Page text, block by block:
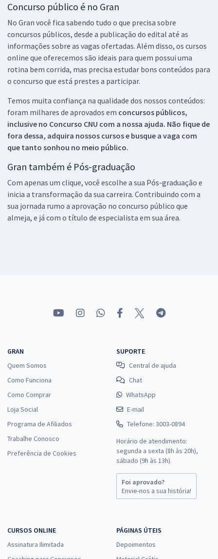
Concurso público é no Gran
No Gran você fica sabendo tudo o que precisa sobre
concursos públicos, desde a publicação do edital até as
informações sobre as vagas ofertadas. Além disso, os cursos
online que oferecemos são ideais para quem possui uma
rotina bem corrida, mas precisa estudar bons conteúdos para
o concurso que está prestes a participar.
Temos muita confiança na qualidade dos nossos conteúdos:
foram milhares de aprovados em concursos públicos,
inclusive no Concurso CNU com a nossa ajuda. Não fique de
fora dessa, adquira nossos cursos e busque a vaga com
que tanto sonhou no meio público.
Gran também é Pós-graduação
Com apenas um clique, você escolhe a sua Pós-graduação e
inicia a transformação da sua carreira. Contribuindo com a
sua jornada rumo a aprovação no concurso público que
almeja, e já com o título de especialista em sua área.
GRAN
Quem Somos
Como Funciona
Como Comprar
Loja Social
Programa de Afiliados
Trabalhe Conosco
Preferência de Cookies
SUPORTE
Central de ajuda
Chat
WhatsApp
E-mail
Telefone: 3003-0894
Horário de atendimento:
segunda a sexta (8h às 20h),
sábado (9h às 13h).
Foi aprovado?
Envie-nos a sua história!
CURSOS ONLINE
Assinatura Ilimitada
PÁGINAS ÚTEIS
Depoimentos